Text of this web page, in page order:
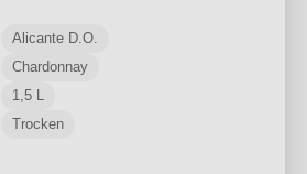
Alicante D.O.
Chardonnay
1,5 L
Trocken